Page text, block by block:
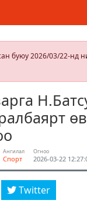
буюу 2026/03/22-нд
Ангилал
Спорт
Огноо
2026-03-22
Twitter